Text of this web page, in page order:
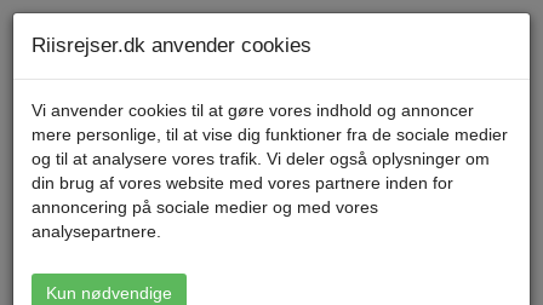
Menu
Forside » Blog » Seværdigheder i Normandiet
Riisrejser.dk anvender cookies
Vi anvender cookies til at gøre vores indhold og annoncer
mere personlige, til at vise dig funktioner fra de sociale medier
og til at analysere vores trafik. Vi deler også oplysninger om
din brug af vores website med vores partnere inden for
annoncering på sociale medier og med vores
analysepartnere.
Kun nødvendige